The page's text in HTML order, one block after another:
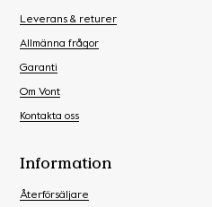
Leverans & returer
Allmänna frågor
Garanti
Om Vont
Kontakta oss
Information
Återförsäljare